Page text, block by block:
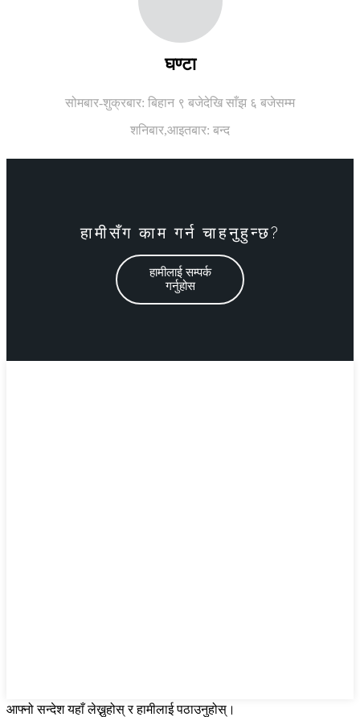
घण्टा
सोमबार-शुक्रबार: बिहान ९ बजेदेखि साँझ ६ बजेसम्म
शनिबार,आइतबार: बन्द
हामीसँग काम गर्न चाहनुहुन्छ?
हामीलाई सम्पर्क
गर्नुहोस
आफ्नो सन्देश यहाँ लेख्नुहोस् र हामीलाई पठाउनुहोस्।